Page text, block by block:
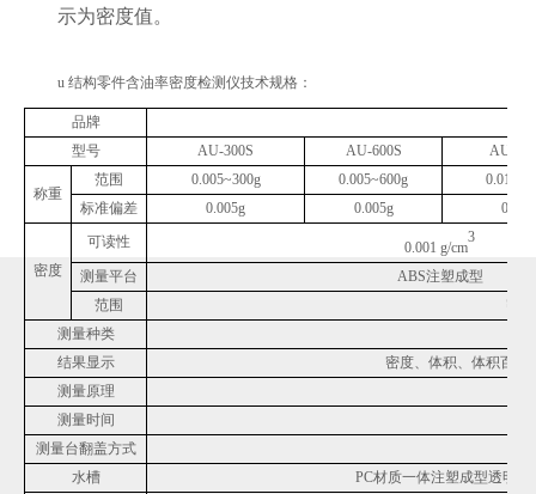
示为密度值。
u 结构零件含油率密度检测仪技术规格：
品牌
型号
AU-300S AU-600S AU-
称重
范围 0.005~300g 0.005~600g 0.01~
标准偏差
0.005g 0.005g 0.01g
密度
可读性 0.001 g/cm
3
测量平台
ABS注塑成型
范围
密
测量种类
结果显示
密度、体积、 体积百分
测量原理
测量时间
测量台翻盖方式
水槽
PC材质一体注塑成型透明水